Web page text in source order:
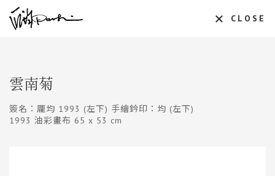
CLOSE
雲南菊
簽名：龎均 1993 (左下) 手繪鈐印：均 (左下)
1993 油彩畫布 65 x 53 cm